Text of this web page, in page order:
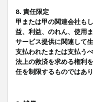
8. 責任限定
甲または甲の関連会社も
益、利益、のれん、使用
サービス提供に関連して
支払われたまたは支払う
法上の救済を求める権利
任を制限するものではあり